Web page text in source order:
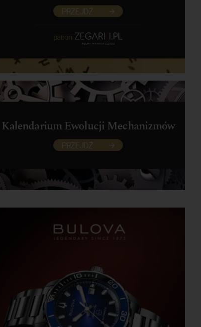
PRZEJDŹ
patron
Kalendarium Ewolucji Mechanizmów
PRZEJDŹ